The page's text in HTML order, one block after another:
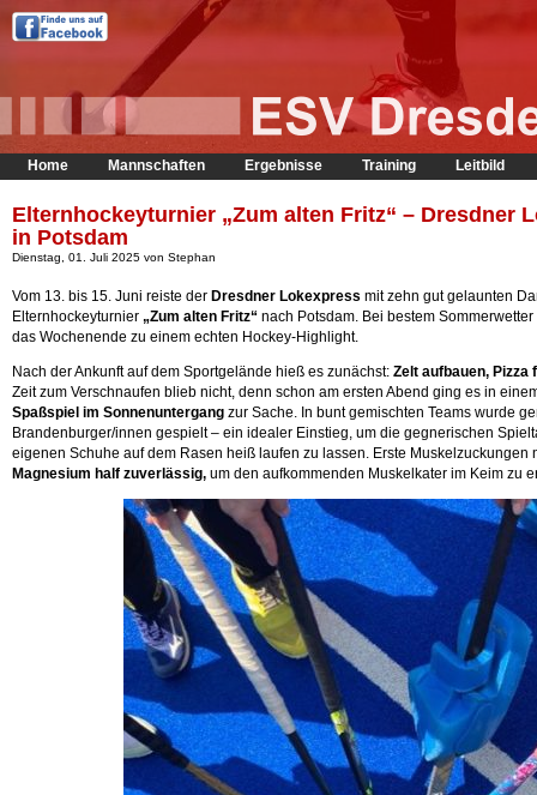
Home Mannschaften Ergebnisse Training Leitbild
Elternhockeyturnier „Zum alten Fritz“ – Dresdner
in Potsdam
Dienstag, 01. Juli 2025 von Stephan
Vom 13. bis 15. Juni reiste der Dresdner Lokexpress mit zehn gut gelaunten
Elternhockeyturnier „Zum alten Fritz“ nach Potsdam. Bei bestem
das Wochenende zu einem echten Hockey-Highlight.
Nach der Ankunft auf dem Sportgelände hieß es zunächst: Zelt aufbauen,
Zeit zum Verschnaufen blieb nicht, denn schon am ersten Abend ging es in
Spaßspiel im Sonnenuntergang zur Sache. In bunt gemischten Teams wurde
Brandenburger/innen gespielt – ein idealer Einstieg, um die gegnerischen
eigenen Schuhe auf dem Rasen heiß laufen zu lassen. Erste Muskelzuckungen
Magnesium half zuverlässig, um den aufkommenden Muskelkater im Keim zu